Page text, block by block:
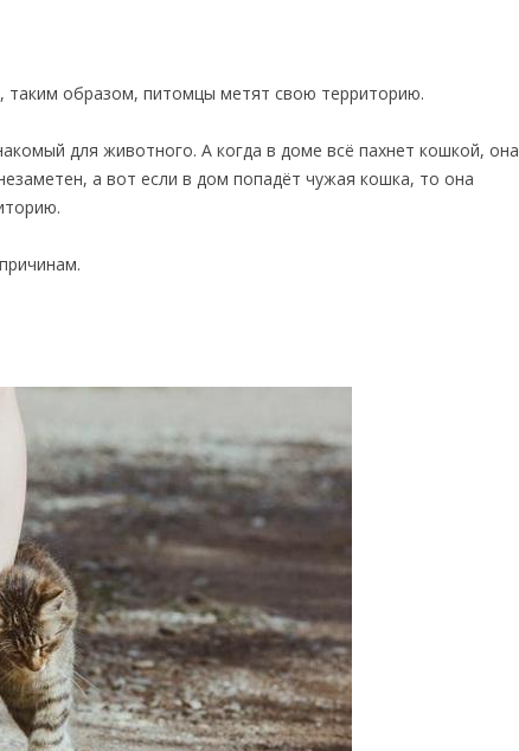
образом, питомцы метят свою территорию.
для животного. А когда в доме всё пахнет кошкой, она
а вот если в дом попадёт чужая кошка, то она